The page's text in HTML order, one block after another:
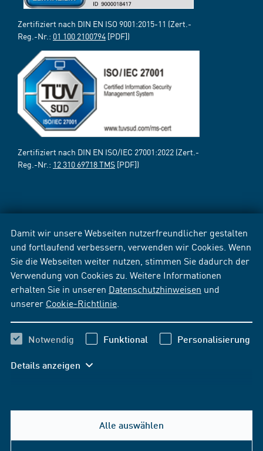
Damit wir unsere Webseiten nutzerfreundlicher gestalten
und fortlaufend verbessern, verwenden wir Cookies. Wenn
Sie die Webseiten weiter nutzen, stimmen Sie dadurch der
Verwendung von Cookies zu. Weitere Informationen
erhalten Sie in unseren Datenschutzhinweisen und
unserer Cookie-Richtlinie
Notwendig Funktional Personalisierung
Details anzeigen
Alle auswählen
Zertifiziert nach DIN EN ISO 9001:2015-11 (Zert.-
Reg.-Nr.: 01 100 2100794 [PDF])
Zertifiziert nach DIN EN ISO/IEC 27001:2022 (Zert.-
Reg.-Nr.: 12 310 69718 TMS [PDF])